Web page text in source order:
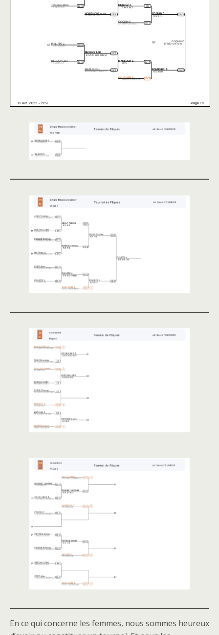
En ce qui concerne les femmes, nous sommes heureux